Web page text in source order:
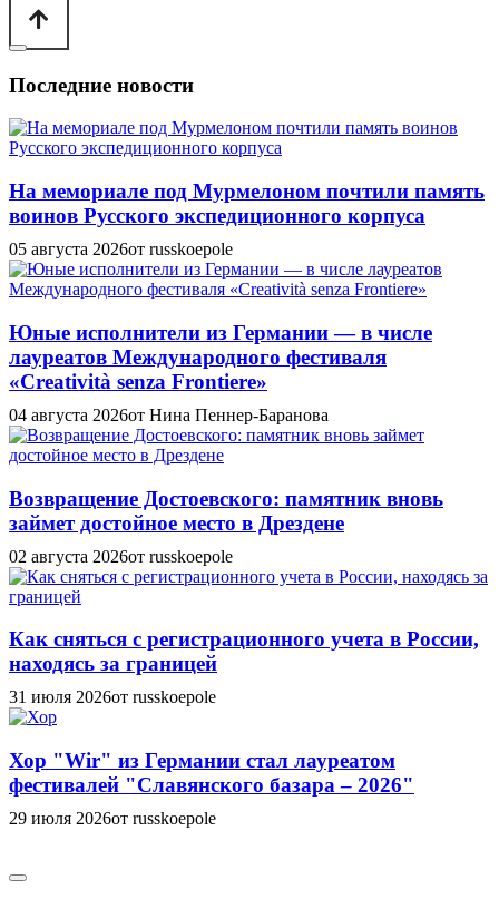
Последние новости
На мемориале под Мурмелоном почтили память
воинов Русского экспедиционного корпуса
05 августа 2026от russkoepole
Юные исполнители из Германии — в числе
лауреатов Международного фестиваля
«Creatività senza Frontiere»
04 августа 2026от Нина Пеннер-Баранова
Возвращение Достоевского: памятник вновь
займет достойное место в Дрездене
02 августа 2026от russkoepole
Как сняться с регистрационного учета в России,
находясь за границей
31 июля 2026от russkoepole
Хор "Wir" из Германии стал лауреатом
фестивалей "Славянского базара – 2026"
29 июля 2026от russkoepole